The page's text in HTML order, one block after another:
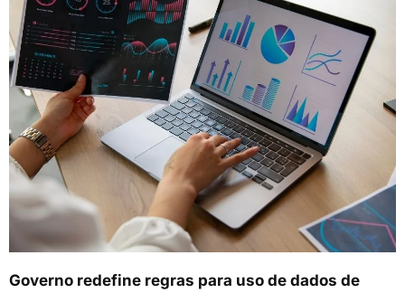
Governo redefine regras para uso de dados de